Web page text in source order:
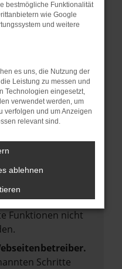
wie Werbeblocker,
Seiten
einem privaten
zu beheben.
Browser und dein
neuesten Stand
nicht nur ein
kann auch dazu
Funktionen nicht
Schritte
bestmögliche Funktionalität
wie Google
und weitere
es uns, die Nutzung der
Leistung zu messen und
Technologien eingesetzt,
verwendet werden, um
verfolgen und um Anzeigen
relevant sind.
ablehnen